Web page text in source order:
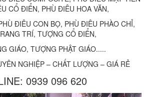
CỔ ĐIỂN, PHÙ ĐIÊU HOA VĂN,
ĐIÊU CON BỌ, PHÙ ĐIÊU PHÀO CHỈ,
TRÍ, TƯỢNG CỔ ĐIỂN,
GIÁO, TƯỢNG PHẬT GIÁO.....
NGHIỆP – CHẤT LƯỢNG – GIÁ RẺ
0939 096 620